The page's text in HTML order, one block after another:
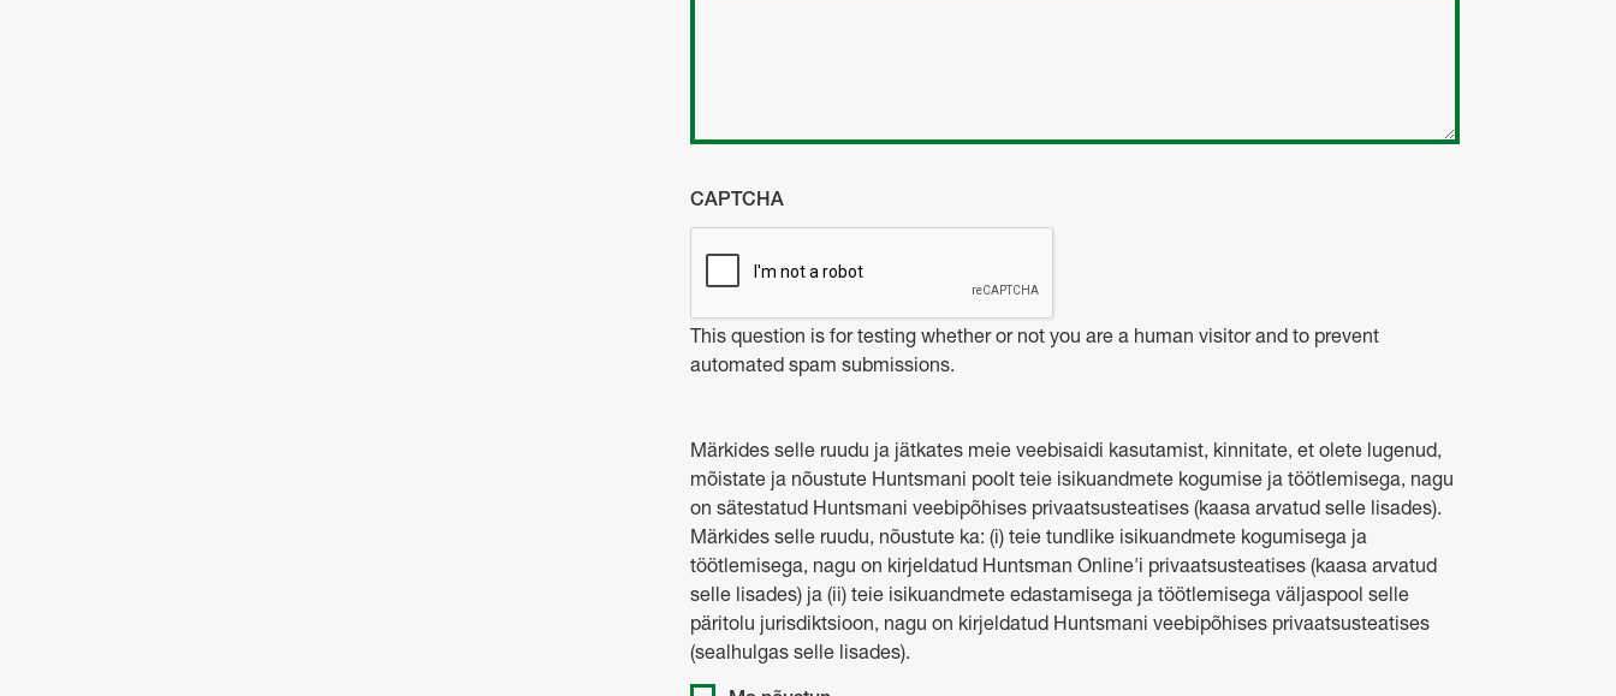
CAPTCHA
This question is for testing whether or not you are a human visitor and to prevent
automated spam submissions.
Märkides selle ruudu ja jätkates meie veebisaidi kasutamist, kinnitate, et olete lugenud,
mõistate ja nõustute Huntsmani poolt teie isikuandmete kogumise ja töötlemisega, nagu
on sätestatud Huntsmani veebipõhises privaatsusteatises (kaasa arvatud selle lisades).
Märkides selle ruudu, nõustute ka: (i) teie tundlike isikuandmete kogumisega ja
töötlemisega, nagu on kirjeldatud Huntsman Online'i privaatsusteatises (kaasa arvatud
selle lisades) ja (ii) teie isikuandmete edastamisega ja töötlemisega väljaspool selle
päritolu jurisdiktsioon, nagu on kirjeldatud Huntsmani veebipõhises privaatsusteatises
(sealhulgas selle lisades).